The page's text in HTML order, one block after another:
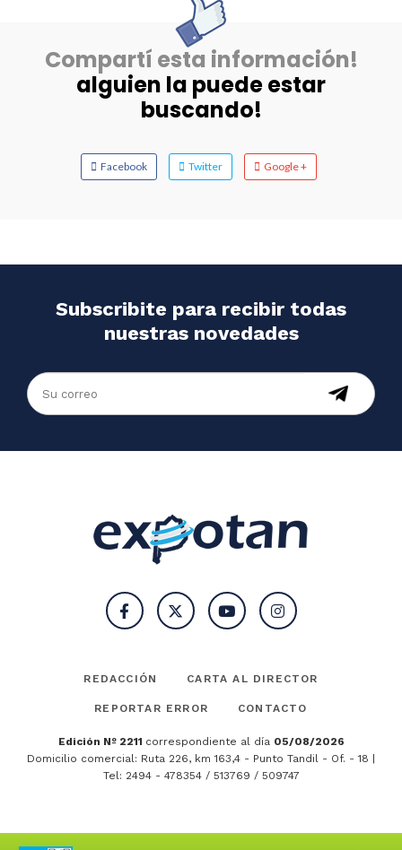
Compartí esta información!
alguien la puede estar
buscando!
Facebook Twitter Google +
Subscribite para recibir todas
nuestras novedades
REDACCIÓN CARTA AL DIRECTOR
REPORTAR ERROR CONTACTO
Edición Nº 2211 correspondiente al día 05/08/2026
Domicilio comercial: Ruta 226, km 163,4 - Punto Tandil - Of. - 18 |
Tel: 2494 - 478354 / 513769 / 509747